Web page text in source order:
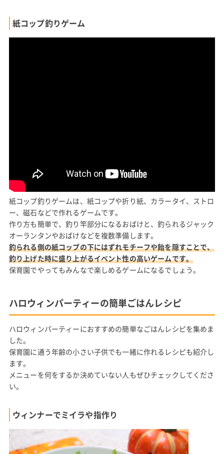
紙コップ釣りゲーム
紙コップ釣りゲームは、紙コップや折り紙、カラータイ、ストロ
ー、磁石などで作れるゲームです。
作り方も簡単で、釣り竿部分になるおばけと、釣られるジャック
オーランタンやおばけなどを複数準備します。
釣られる側の紙コップの下にはずれモチーフや飴を隠すことで、
釣り上げた時に盛り上がるイベント性の高いゲームです。
保育園でやってもみんなで楽しめるゲームになるでしょう。
ハロウィンパーティーの簡単ごはんレシピ
ハロウィンパーティーにおすすめの簡単なごはんレシピを集めま
した。
保育園に通う年齢の小さい子供でも一緒に作れるレシピも紹介し
ます。
メニューを何をするか決めていない人もぜひチェックしてくださ
い。
ウィンナーでミイラや指作り